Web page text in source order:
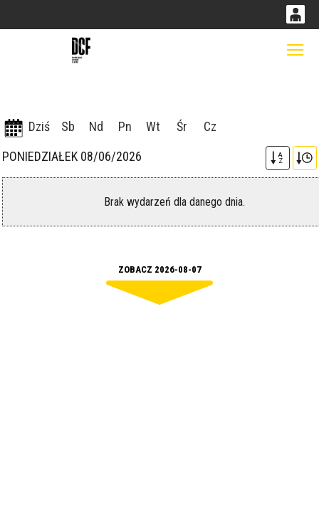
14 51
Dziś Sb Nd Pn Wt Śr
Cz
PONIEDZIAŁEK 08/06/2026
A
Z
Brak wydarzeń dla danego dnia.
ZOBACZ 2026-08-07